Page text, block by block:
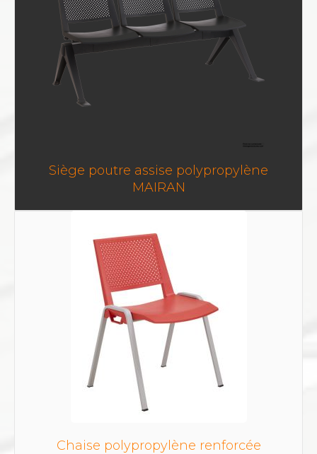
Siège poutre assise polypropylène
MAIRAN
Chaise polypropylène renforcée